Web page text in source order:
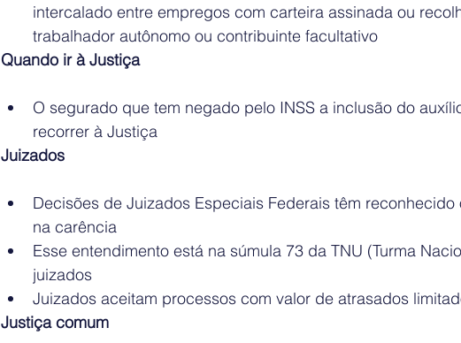
intercalado entre empregos com carteira assinada ou
trabalhador autônomo ou contribuinte facultativo
Quando ir à Justiça
O segurado que tem negado pelo INSS a inclusão do
recorrer à Justiça
Juizados
Decisões de Juizados Especiais Federais têm
na carência
Esse entendimento está na súmula 73 da TNU (Turma
juizados
Juizados aceitam processos com valor de atrasados
Justiça comum